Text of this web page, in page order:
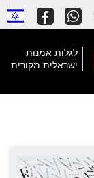
לגלות אמנות
ישראלית מקורית